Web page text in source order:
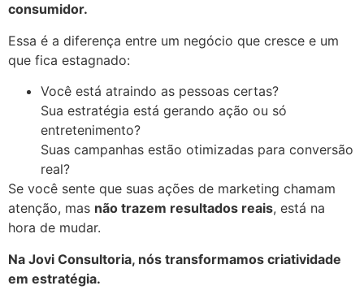
consumidor.
Essa é a diferença entre um negócio que cresce e um
que fica estagnado:
Você está atraindo as pessoas certas?
Sua estratégia está gerando ação ou só
entretenimento?
Suas campanhas estão otimizadas para conversão
real?
Se você sente que suas ações de marketing chamam
atenção, mas não trazem resultados reais, está na
hora de mudar.
Na Jovi Consultoria, nós transformamos criatividade
em estratégia.